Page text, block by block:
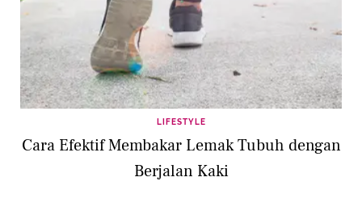
LIFESTYLE
Cara Efektif Membakar Lemak Tubuh dengan
Berjalan Kaki